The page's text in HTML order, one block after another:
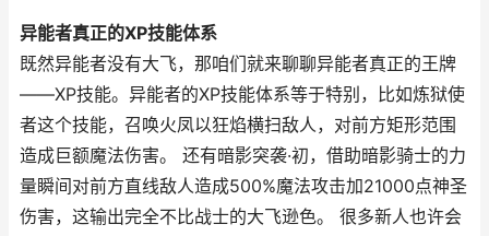
异能者真正的XP技能体系
既然异能者没有大飞，那咱们就来聊聊异能者真正的王牌
——XP技能。异能者的XP技能体系等于特别，比如炼狱使
者这个技能，召唤火凤以狂焰横扫敌人，对前方矩形范围
造成巨额魔法伤害。 还有暗影突袭·初，借助暗影骑士的力
量瞬间对前方直线敌人造成500%魔法攻击加21000点神圣
伤害，这输出完全不比战士的大飞逊色。 很多新人也许会